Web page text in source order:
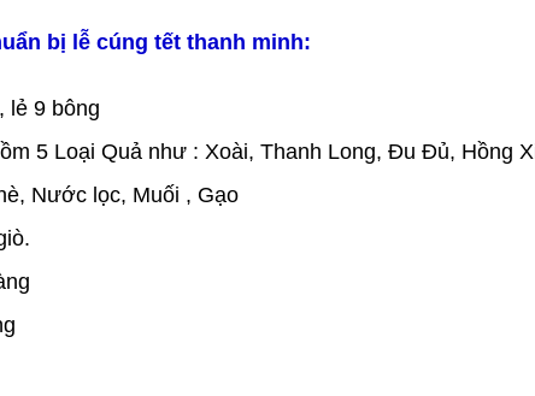
bị lễ cúng tết thanh minh:
lẻ 9 bông
5 Loại Quả như : Xoài, Thanh Long, Đu Đủ, Hồng
Nước lọc, Muối , Gạo